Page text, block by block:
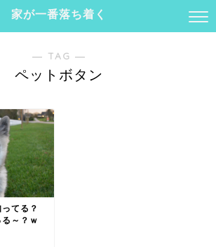
家が一番落ち着く
― TAG ―
ペットボタン
てる？
～？ｗ